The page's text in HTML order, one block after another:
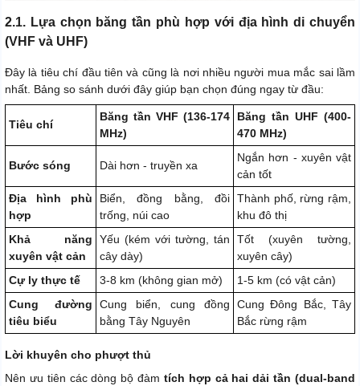
2.1. Lựa chọn băng tần phù hợp với địa hình di chuyển
(VHF và UHF)
Đây là tiêu chí đầu tiên và cũng là nơi nhiều người mua mắc sai lầm
nhất. Bảng so sánh dưới đây giúp bạn chọn đúng ngay từ đầu:
Tiêu chí
Băng tần VHF (136-174
MHz)
Băng tần UHF (400-
470 MHz)
Bước sóng Dài hơn - truyền xa
Ngắn hơn - xuyên vật
cản tốt
Địa hình phù
hợp
Biển, đồng bằng, đồi
trống, núi cao
Thành phố, rừng rậm,
khu đô thị
Khả năng
xuyên vật cản
Yếu (kém với tường, tán
cây dày)
Tốt (xuyên tường,
xuyên cây)
Cự ly thực tế
3-8 km (không gian mở)
1-5 km (có vật cản)
Cung đường
tiêu biểu
Cung biển, cung đồng
bằng Tây Nguyên
Cung Đông Bắc, Tây
Bắc rừng rậm
Lời khuyên cho phượt thủ
Nên ưu tiên các dòng bộ đàm tích hợp cả hai dải tần (dual-band